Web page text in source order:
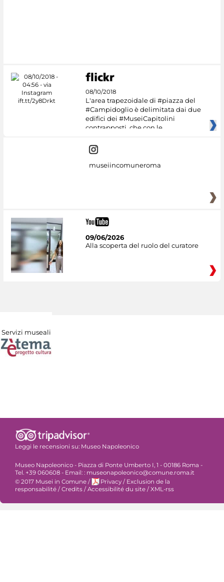
08/10/2018
L'area trapezoidale di #piazza del
#Campidoglio è delimitata dai due
edifici dei #MuseiCapitolini
contrapposti, che con le
museiincomuneroma
09/06/2026
Alla scoperta del ruolo del curatore
Servizi museali
Leggi le recensioni su: Museo Napoleonico
Museo Napoleonico - Piazza di Ponte Umberto I, 1 - 00186 Roma -
Tel. +39 060608 - Email: : museonapoleonico@comune.roma.it
© 2017 Musei in Comune / Privacy / Exclusion de la
responsabilité / Credits / Accessibilité du site / XML-rss